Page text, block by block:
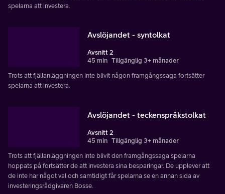
spelarna att investera.
Avslöjandet - syntolkat
Avsnitt 2
45 min Tillgänglig 3+ månader
Trots att fjällanläggningen inte blivit någon framgångssaga fortsätter
spelarna att investera.
Avslöjandet - teckenspråkstolkat
Avsnitt 2
45 min Tillgänglig 3+ månader
Trots att fjällanläggningen inte blivit den framgångssaga spelarna
hoppats på fortsätter de att investera sina besparingar. De upplever att
de inte har något val och samtidigt får spelarna se en annan sida av
investeringsrådgivaren Bosse.